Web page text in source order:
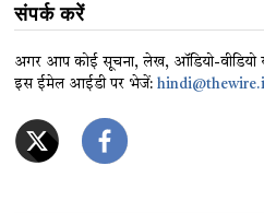
संपर्क करें
अगर आप कोई सूचना, लेख, ऑडियो-वीडियो
इस ईमेल आईडी पर भेजें: